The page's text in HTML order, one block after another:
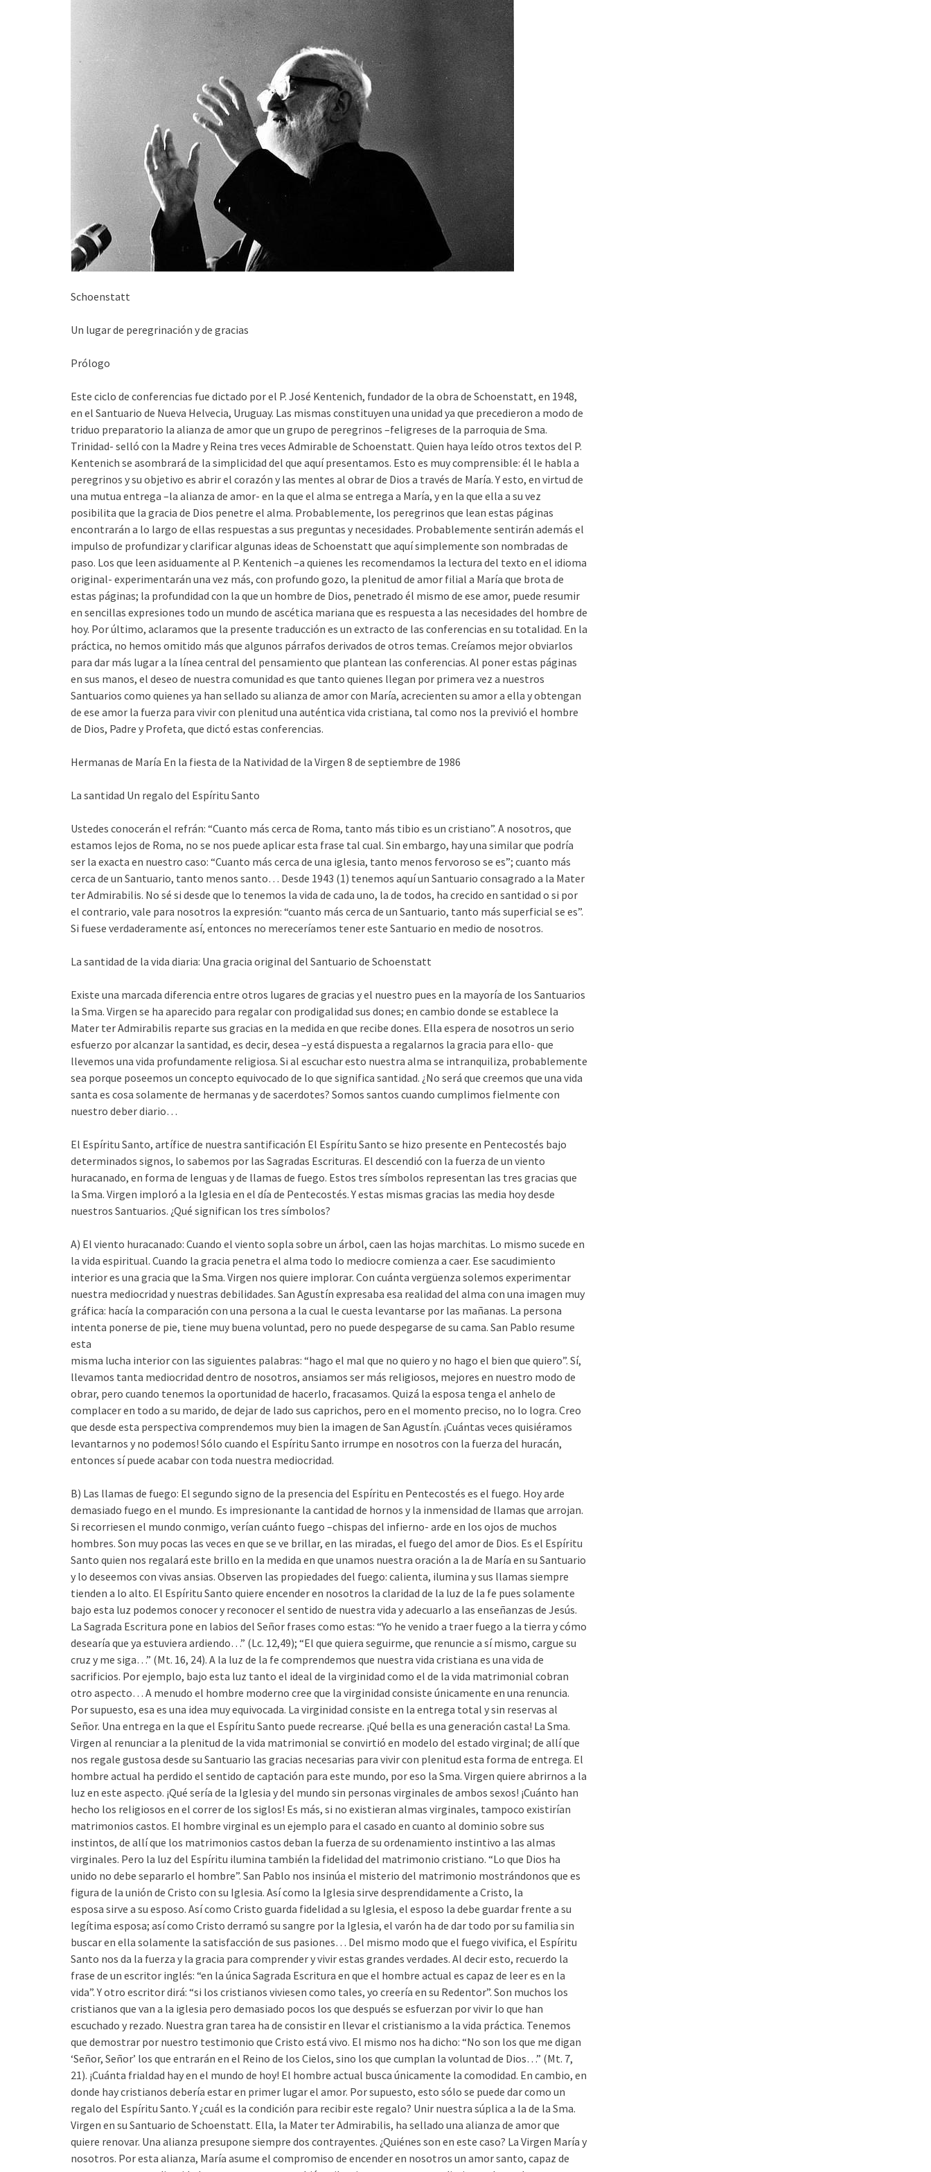
Schoenstatt
Un lugar de peregrinación y de gracias
Prólogo
Este ciclo de conferencias fue dictado por el P. José Kentenich, fundador de la obra de Schoenstatt, en 1948,
en el Santuario de Nueva Helvecia, Uruguay. Las mismas constituyen una unidad ya que precedieron a modo de
triduo preparatorio la alianza de amor que un grupo de peregrinos –feligreses de la parroquia de Sma.
Trinidad- selló con la Madre y Reina tres veces Admirable de Schoenstatt. Quien haya leído otros textos del P.
Kentenich se asombrará de la simplicidad del que aquí presentamos. Esto es muy comprensible: él le habla a
peregrinos y su objetivo es abrir el corazón y las mentes al obrar de Dios a través de María. Y esto, en virtud de
una mutua entrega –la alianza de amor- en la que el alma se entrega a María, y en la que ella a su vez
posibilita que la gracia de Dios penetre el alma. Probablemente, los peregrinos que lean estas páginas
encontrarán a lo largo de ellas respuestas a sus preguntas y necesidades. Probablemente sentirán además el
impulso de profundizar y clarificar algunas ideas de Schoenstatt que aquí simplemente son nombradas de
paso. Los que leen asiduamente al P. Kentenich –a quienes les recomendamos la lectura del texto en el idioma
original- experimentarán una vez más, con profundo gozo, la plenitud de amor filial a María que brota de
estas páginas; la profundidad con la que un hombre de Dios, penetrado él mismo de ese amor, puede resumir
en sencillas expresiones todo un mundo de ascética mariana que es respuesta a las necesidades del hombre de
hoy. Por último, aclaramos que la presente traducción es un extracto de las conferencias en su totalidad. En la
práctica, no hemos omitido más que algunos párrafos derivados de otros temas. Creíamos mejor obviarlos
para dar más lugar a la línea central del pensamiento que plantean las conferencias. Al poner estas páginas
en sus manos, el deseo de nuestra comunidad es que tanto quienes llegan por primera vez a nuestros
Santuarios como quienes ya han sellado su alianza de amor con María, acrecienten su amor a ella y obtengan
de ese amor la fuerza para vivir con plenitud una auténtica vida cristiana, tal como nos la previvió el hombre
de Dios, Padre y Profeta, que dictó estas conferencias.
Hermanas de María En la fiesta de la Natividad de la Virgen 8 de septiembre de 1986
La santidad Un regalo del Espíritu Santo
Ustedes conocerán el refrán: “Cuanto más cerca de Roma, tanto más tibio es un cristiano”. A nosotros, que
estamos lejos de Roma, no se nos puede aplicar esta frase tal cual. Sin embargo, hay una similar que podría
ser la exacta en nuestro caso: “Cuanto más cerca de una iglesia, tanto menos fervoroso se es”; cuanto más
cerca de un Santuario, tanto menos santo… Desde 1943 (1) tenemos aquí un Santuario consagrado a la Mater
ter Admirabilis. No sé si desde que lo tenemos la vida de cada uno, la de todos, ha crecido en santidad o si por
el contrario, vale para nosotros la expresión: “cuanto más cerca de un Santuario, tanto más superficial se es”.
Si fuese verdaderamente así, entonces no mereceríamos tener este Santuario en medio de nosotros.
La santidad de la vida diaria: Una gracia original del Santuario de Schoenstatt
Existe una marcada diferencia entre otros lugares de gracias y el nuestro pues en la mayoría de los Santuarios
la Sma. Virgen se ha aparecido para regalar con prodigalidad sus dones; en cambio donde se establece la
Mater ter Admirabilis reparte sus gracias en la medida en que recibe dones. Ella espera de nosotros un serio
esfuerzo por alcanzar la santidad, es decir, desea –y está dispuesta a regalarnos la gracia para ello- que
llevemos una vida profundamente religiosa. Si al escuchar esto nuestra alma se intranquiliza, probablemente
sea porque poseemos un concepto equivocado de lo que significa santidad. ¿No será que creemos que una vida
santa es cosa solamente de hermanas y de sacerdotes? Somos santos cuando cumplimos fielmente con
nuestro deber diario…
El Espíritu Santo, artífice de nuestra santificación El Espíritu Santo se hizo presente en Pentecostés bajo
determinados signos, lo sabemos por las Sagradas Escrituras. El descendió con la fuerza de un viento
huracanado, en forma de lenguas y de llamas de fuego. Estos tres símbolos representan las tres gracias que
la Sma. Virgen imploró a la Iglesia en el día de Pentecostés. Y estas mismas gracias las media hoy desde
nuestros Santuarios. ¿Qué significan los tres símbolos?
A) El viento huracanado: Cuando el viento sopla sobre un árbol, caen las hojas marchitas. Lo mismo sucede en
la vida espiritual. Cuando la gracia penetra el alma todo lo mediocre comienza a caer. Ese sacudimiento
interior es una gracia que la Sma. Virgen nos quiere implorar. Con cuánta vergüenza solemos experimentar
nuestra mediocridad y nuestras debilidades. San Agustín expresaba esa realidad del alma con una imagen muy
gráfica: hacía la comparación con una persona a la cual le cuesta levantarse por las mañanas. La persona
intenta ponerse de pie, tiene muy buena voluntad, pero no puede despegarse de su cama. San Pablo resume
esta
misma lucha interior con las siguientes palabras: “hago el mal que no quiero y no hago el bien que quiero”. Sí,
llevamos tanta mediocridad dentro de nosotros, ansiamos ser más religiosos, mejores en nuestro modo de
obrar, pero cuando tenemos la oportunidad de hacerlo, fracasamos. Quizá la esposa tenga el anhelo de
complacer en todo a su marido, de dejar de lado sus caprichos, pero en el momento preciso, no lo logra. Creo
que desde esta perspectiva comprendemos muy bien la imagen de San Agustín. ¡Cuántas veces quisiéramos
levantarnos y no podemos! Sólo cuando el Espíritu Santo irrumpe en nosotros con la fuerza del huracán,
entonces sí puede acabar con toda nuestra mediocridad.
B) Las llamas de fuego: El segundo signo de la presencia del Espíritu en Pentecostés es el fuego. Hoy arde
demasiado fuego en el mundo. Es impresionante la cantidad de hornos y la inmensidad de llamas que arrojan.
Si recorriesen el mundo conmigo, verían cuánto fuego –chispas del infierno- arde en los ojos de muchos
hombres. Son muy pocas las veces en que se ve brillar, en las miradas, el fuego del amor de Dios. Es el Espíritu
Santo quien nos regalará este brillo en la medida en que unamos nuestra oración a la de María en su Santuario
y lo deseemos con vivas ansias. Observen las propiedades del fuego: calienta, ilumina y sus llamas siempre
tienden a lo alto. El Espíritu Santo quiere encender en nosotros la claridad de la luz de la fe pues solamente
bajo esta luz podemos conocer y reconocer el sentido de nuestra vida y adecuarlo a las enseñanzas de Jesús.
La Sagrada Escritura pone en labios del Señor frases como estas: “Yo he venido a traer fuego a la tierra y cómo
desearía que ya estuviera ardiendo…” (Lc. 12,49); “El que quiera seguirme, que renuncie a sí mismo, cargue su
cruz y me siga…” (Mt. 16, 24). A la luz de la fe comprendemos que nuestra vida cristiana es una vida de
sacrificios. Por ejemplo, bajo esta luz tanto el ideal de la virginidad como el de la vida matrimonial cobran
otro aspecto… A menudo el hombre moderno cree que la virginidad consiste únicamente en una renuncia.
Por supuesto, esa es una idea muy equivocada. La virginidad consiste en la entrega total y sin reservas al
Señor. Una entrega en la que el Espíritu Santo puede recrearse. ¡Qué bella es una generación casta! La Sma.
Virgen al renunciar a la plenitud de la vida matrimonial se convirtió en modelo del estado virginal; de allí que
nos regale gustosa desde su Santuario las gracias necesarias para vivir con plenitud esta forma de entrega. El
hombre actual ha perdido el sentido de captación para este mundo, por eso la Sma. Virgen quiere abrirnos a la
luz en este aspecto. ¡Qué sería de la Iglesia y del mundo sin personas virginales de ambos sexos! ¡Cuánto han
hecho los religiosos en el correr de los siglos! Es más, si no existieran almas virginales, tampoco existirían
matrimonios castos. El hombre virginal es un ejemplo para el casado en cuanto al dominio sobre sus
instintos, de allí que los matrimonios castos deban la fuerza de su ordenamiento instintivo a las almas
virginales. Pero la luz del Espíritu ilumina también la fidelidad del matrimonio cristiano. “Lo que Dios ha
unido no debe separarlo el hombre”. San Pablo nos insinúa el misterio del matrimonio mostrándonos que es
figura de la unión de Cristo con su Iglesia. Así como la Iglesia sirve desprendidamente a Cristo, la
esposa sirve a su esposo. Así como Cristo guarda fidelidad a su Iglesia, el esposo la debe guardar frente a su
legítima esposa; así como Cristo derramó su sangre por la Iglesia, el varón ha de dar todo por su familia sin
buscar en ella solamente la satisfacción de sus pasiones… Del mismo modo que el fuego vivifica, el Espíritu
Santo nos da la fuerza y la gracia para comprender y vivir estas grandes verdades. Al decir esto, recuerdo la
frase de un escritor inglés: “en la única Sagrada Escritura en que el hombre actual es capaz de leer es en la
vida”. Y otro escritor dirá: “si los cristianos viviesen como tales, yo creería en su Redentor”. Son muchos los
cristianos que van a la iglesia pero demasiado pocos los que después se esfuerzan por vivir lo que han
escuchado y rezado. Nuestra gran tarea ha de consistir en llevar el cristianismo a la vida práctica. Tenemos
que demostrar por nuestro testimonio que Cristo está vivo. El mismo nos ha dicho: “No son los que me digan
‘Señor, Señor’ los que entrarán en el Reino de los Cielos, sino los que cumplan la voluntad de Dios…” (Mt. 7,
21). ¡Cuánta frialdad hay en el mundo de hoy! El hombre actual busca únicamente la comodidad. En cambio, en
donde hay cristianos debería estar en primer lugar el amor. Por supuesto, esto sólo se puede dar como un
regalo del Espíritu Santo. Y ¿cuál es la condición para recibir este regalo? Unir nuestra súplica a la de la Sma.
Virgen en su Santuario de Schoenstatt. Ella, la Mater ter Admirabilis, ha sellado una alianza de amor que
quiere renovar. Una alianza presupone siempre dos contrayentes. ¿Quiénes son en este caso? La Virgen María y
nosotros. Por esta alianza, María asume el compromiso de encender en nosotros un amor santo, capaz de